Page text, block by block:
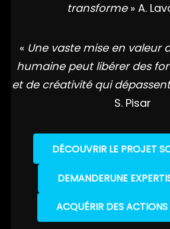
transforme » A.
« Une vaste mise en valeur
humaine peut libérer des
et de créativité qui
S. Pisar
DÉCOUVRIR LE PROJET
DEMANDERUNE
ACQUÉRIR DES